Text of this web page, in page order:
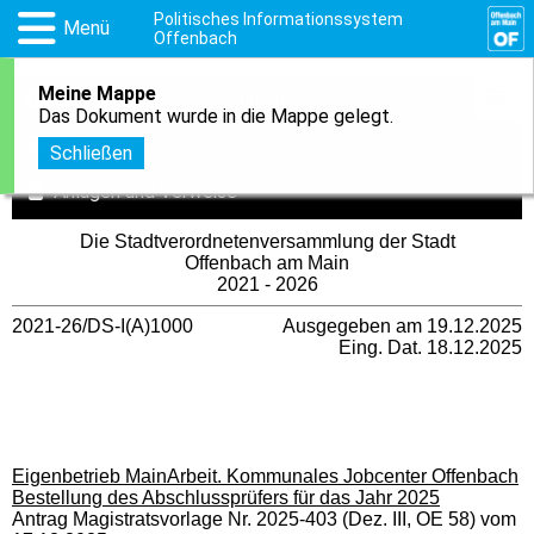
Menü
Politisches Informationssystem
Offenbach
Meine Mappe
Das Dokument wurde in die Mappe gelegt.
Schließen
In meine Mappe aufnehmen
Druckansicht
Anlagen und Verweise
Die Stadtverordnetenversammlung der Stadt
Offenbach am Main
2021 - 2026
2021-26/DS-I(A)1000
Ausgegeben am 19.12.2025
Eing. Dat. 18.12.2025
Eigenbetrieb MainArbeit. Kommunales Jobcenter Offenbach
Bestellung des Abschlussprüfers für das Jahr 2025
Antrag Magistratsvorlage Nr. 2025-403 (Dez. III, OE 58) vom